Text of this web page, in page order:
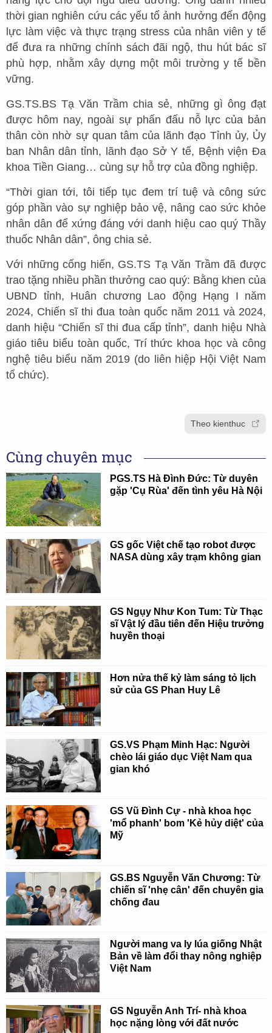
thời gian nghiên cứu các yếu tố ảnh hưởng đến động
lực làm việc và thực trạng stress của nhân viên y tế
để đưa ra những chính sách đãi ngộ, thu hút bác sĩ
phù hợp, nhằm xây dựng một môi trường y tế bền
vững.
GS.TS.BS Tạ Văn Trầm chia sẻ, những gì ông đạt
được hôm nay, ngoài sự phấn đấu nỗ lực của bản
thân còn nhờ sự quan tâm của lãnh đạo Tỉnh ủy, Ủy
ban Nhân dân tỉnh, lãnh đạo Sở Y tế, Bệnh viện Đa
khoa Tiền Giang… cùng sự hỗ trợ của đồng nghiệp.
“Thời gian tới, tôi tiếp tục đem trí tuệ và công sức
góp phần vào sự nghiệp bảo vệ, nâng cao sức khỏe
nhân dân để xứng đáng với danh hiệu cao quý Thầy
thuốc Nhân dân”, ông chia sẻ.
Với những cống hiến, GS.TS Tạ Văn Trầm đã được
trao tặng nhiều phần thưởng cao quý: Bằng khen của
UBND tỉnh, Huân chương Lao động Hạng I năm
2024, Chiến sĩ thi đua toàn quốc năm 2011 và 2024,
danh hiệu “Chiến sĩ thi đua cấp tỉnh”, danh hiệu Nhà
giáo tiêu biểu toàn quốc, Trí thức khoa học và công
nghệ tiêu biểu năm 2019 (do liên hiệp Hội Việt Nam
tổ chức).
Theo kienthuc
Cùng chuyên mục
PGS.TS Hà Đình Đức: Từ duyên
gặp 'Cụ Rùa' đến tình yêu Hà Nội
GS gốc Việt chế tạo robot được
NASA dùng xây trạm không gian
GS Ngụy Như Kon Tum: Từ Thạc
sĩ Vật lý đầu tiên đến Hiệu trưởng
huyền thoại
Hơn nửa thế kỷ làm sáng tỏ lịch
sử của GS Phan Huy Lê
GS.VS Phạm Minh Hạc: Người
chèo lái giáo dục Việt Nam qua
gian khó
GS Vũ Đình Cự - nhà khoa học
'mổ phanh' bom 'Kẻ hủy diệt' của
Mỹ
GS.BS Nguyễn Văn Chương: Từ
chiến sĩ 'nhẹ cân' đến chuyên gia
chống đau
Người mang va ly lúa giống Nhật
Bản về làm đổi thay nông nghiệp
Việt Nam
GS Nguyễn Anh Trí- nhà khoa
học nặng lòng với đất nước